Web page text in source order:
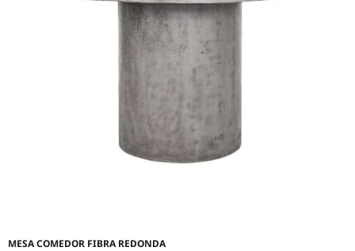
MESA COMEDOR FIBRA REDONDA